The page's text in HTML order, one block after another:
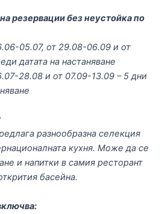
резервации без неустойка по
05.07, от 29.08-06.09 и от
датата на настаняване
28.08 и от 07.09-13.09 – 5 дни
разнообразна селекция
кухня. Може да се
и напитки в самия ресторант
басейна.